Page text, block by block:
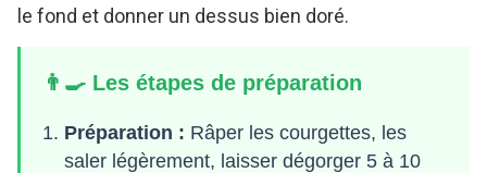
le fond et donner un dessus bien doré.
👨‍🍳 Les étapes de préparation
Préparation : Râper les courgettes, les
saler légèrement, laisser dégorger 5 à 10